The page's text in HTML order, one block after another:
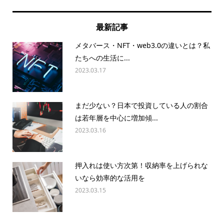
最新記事
メタバース・NFT・web3.0の違いとは？私
たちへの生活に...
2023.03.17
まだ少ない？日本で投資している人の割合
は若年層を中心に増加傾...
2023.03.16
押入れは使い方次第！収納率を上げられな
いなら効率的な活用を
2023.03.15